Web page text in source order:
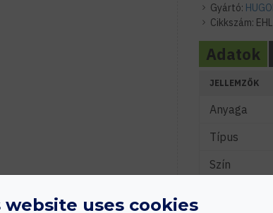
Gyártó:
Cikkszám:
Adatok
JELLEMZŐK
Anyaga
Típus
Szín
website uses cookies